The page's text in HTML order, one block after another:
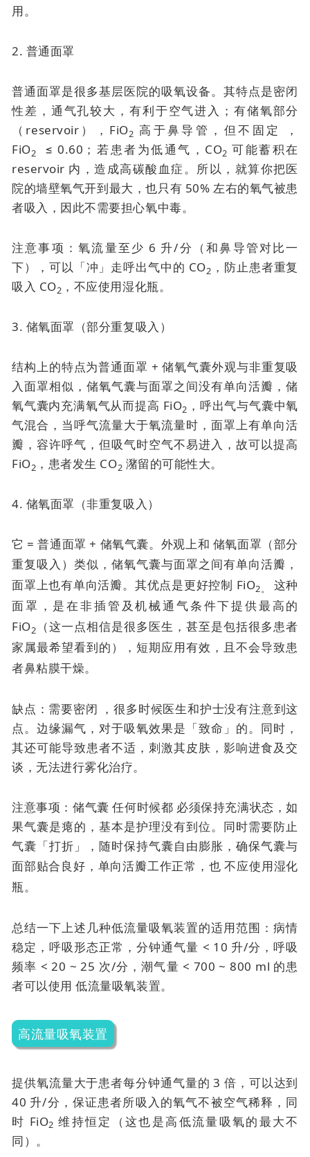
用。
2. 普通面罩
普通面罩是很多基层医院的吸氧设备。其特点是密闭
性差，通气孔较大，有利于空气进入；有储氧部分
（reservoir），FiO2 高于鼻导管，但不固定 ，
FiO2 ≤ 0.60；若患者为低通气，CO2 可能蓄积在
reservoir 内，造成高碳酸血症。所以，就算你把医
院的墙壁氧气开到最大，也只有 50% 左右的氧气被患
者吸入，因此不需要担心氧中毒。
注意事项：氧流量至少 6 升/分（和鼻导管对比一
下），可以「冲」走呼出气中的 CO2 ，防止患者重复
吸入 CO2 ，不应使用湿化瓶。
3. 储氧面罩（部分重复吸入）
结构上的特点为普通面罩 + 储氧气囊外观与非重复吸
入面罩相似，储氧气囊与面罩之间没有单向活瓣，储
氧气囊内充满氧气从而提高 FiO2 ，呼出气与气囊中氧
气混合，当呼气流量大于氧流量时，面罩上有单向活
瓣，容许呼气，但吸气时空气不易进入，故可以提高
FiO2 ，患者发生 CO2 潴留的可能性大。
4. 储氧面罩（非重复吸入）
它 = 普通面罩 + 储氧气囊。外观上和 储氧面罩（部分
重复吸入）类似，储氧气囊与面罩之间有单向活瓣，
面罩上也有单向活瓣。其优点是更好控制 FiO2。
这种
面罩，是在非插管及机械通气条件下提供最高的
FiO2
（这一点相信是很多医生，甚至是包括很多患者
家属最希望看到的），短期应用有效，且不会导致患
者鼻粘膜干燥。
缺点：需要密闭 ，很多时候医生和护士没有注意到这
点。边缘漏气，对于吸氧效果是「致命」的。同时，
其还可能导致患者不适，刺激其皮肤，影响进食及交
谈，无法进行雾化治疗。
注意事项：储气囊任何时候都 必须保持充满状态，如
果气囊是瘪的，基本是护理没有到位。同时需要防止
气囊「打折」，随时保持气囊自由膨胀，确保气囊与
面部贴合良好，单向活瓣工作正常，也不应使用湿化
瓶。
总结一下上述几种低流量吸氧装置的适用范围：病情
稳定，呼吸形态正常，分钟通气量 < 10 升/分，呼吸
频率 < 20 ~ 25 次/分，潮气量 < 700 ~ 800 ml 的患
者可以使用低流量吸氧装置。
高流量吸氧装置
提供氧流量大于患者每分钟通气量的 3 倍，可以达到
40 升/分，保证患者所吸入的氧气不被空气稀释，同
时 FiO2 维持恒定（这也是高低流量吸氧的最大不
同）。